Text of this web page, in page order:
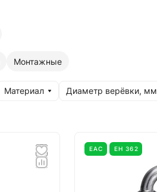
Монтажные
Материал Диаметр верёвки, мм
EAC ЕН 362